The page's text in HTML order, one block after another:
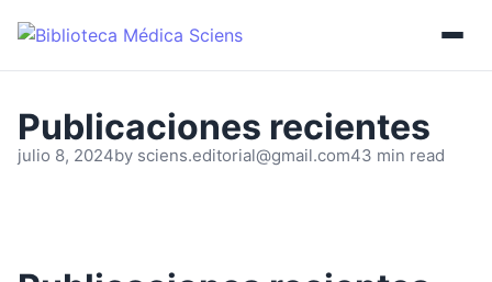
julio 8, 2024by sciens.editorial@gmail.com43 min read